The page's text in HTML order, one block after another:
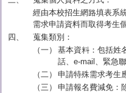
經由本校招生網路填表系
需求申請資料而取得考生
四、
蒐集類別：
（一）
基本資料：包括姓
話、e-mail、緊急
（二）
申請特殊需求考生
（三）
申請報名費減免：